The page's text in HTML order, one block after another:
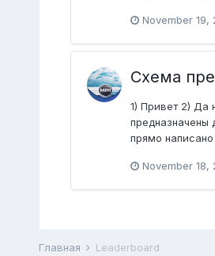
November 19,
Схема
1) Привет 2) Да
предназначены
прямо
November 18,
Главная Leaderboard